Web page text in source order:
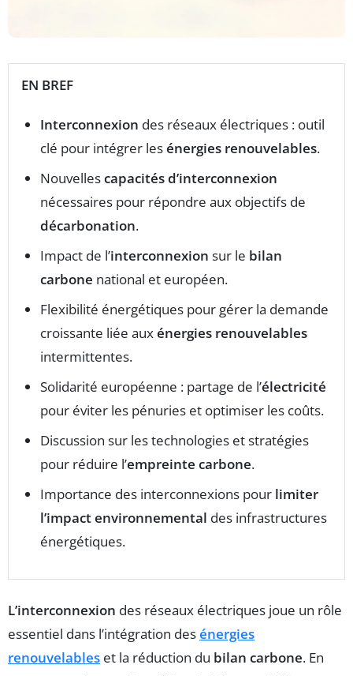
EN BREF
Interconnexion des réseaux électriques : outil
clé pour intégrer lesénergies renouvelables.
Nouvellescapacités d’interconnexion
nécessaires pour répondre aux objectifs de
décarbonation.
Impact de l’interconnexion sur le bilan
carbone national et européen.
Flexibilité énergétiques pour gérer la demande
croissante liée auxénergies renouvelables
intermittentes.
Solidarité européenne : partage de l’électricité
pour éviter les pénuries et optimiser les coûts.
Discussion sur les technologies et stratégies
pour réduire l’empreinte carbone.
Importance des interconnexions pour limiter
l’impact environnemental des infrastructures
énergétiques.
L’interconnexion des réseaux électriques joue un rôle
essentiel dans l’intégration desénergies
renouvelables et la réduction du bilan carbone. En